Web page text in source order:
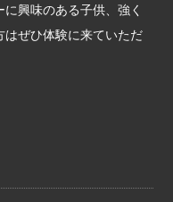
興味のある子供、強く
はぜひ体験に来ていただ